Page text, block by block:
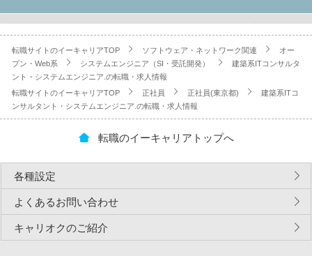
転職サイトのイーキャリアTOP ソフトウェア・ネットワーク関連
オー
プン・Web系
システムエンジニア（SI・受託開発）
建築系ITコンサルタ
ント・システムエンジニア.の転職・求人情報
転職サイトのイーキャリアTOP
正社員 正社員(東京都)
建築系ITコ
ンサルタント・システムエンジニア.の転職・求人情報
転職のイーキャリアトップへ
各種設定
よくあるお問い合わせ
キャリオクのご紹介